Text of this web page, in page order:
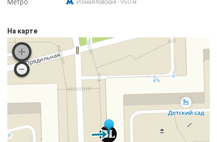
Метро: Измайловская - 950 м.
На карте